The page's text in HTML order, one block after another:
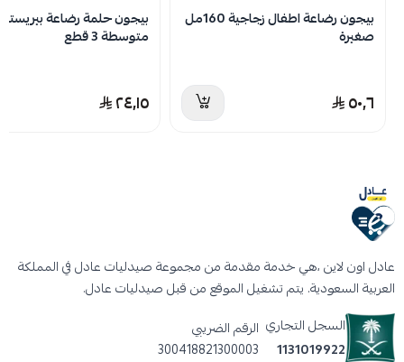
بيجون رضاعة اطفال زجاجية 160مل
صغيرة
٥٠٫٦
بيجون حلمة رضاعة
متوسطة 3 قطع
٢٤٫١٥
عادل اون لاين ،هي خدمة مقدمة من مجموعة صيدليات عادل في المملكة
العربية السعودية. يتم تشغيل الموقع من قبل صيدليات عادل.
السجل التجاري
1131019922
الرقم الضريبي
300418821300003